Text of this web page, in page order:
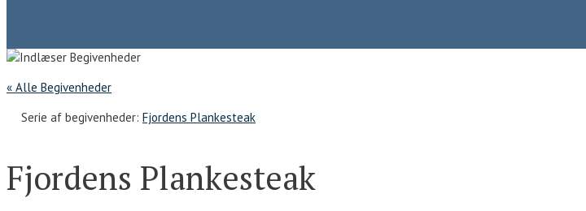
« Alle Begivenheder
Serie af begivenheder: Fjordens Plankesteak
Fjordens Plankesteak